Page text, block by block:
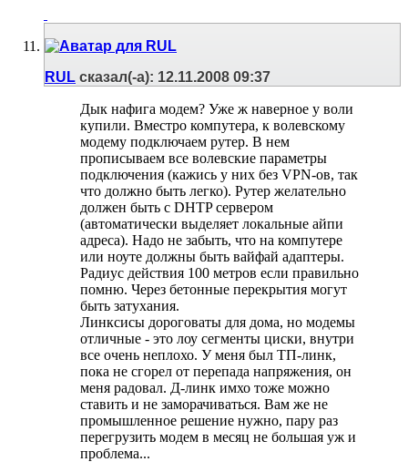
RUL сказал(-а): 12.11.2008 09:37
Дык нафига модем? Уже ж наверное у воли
купили. Вместро компутера, к волевскому
модему подключаем рутер. В нем
прописываем все волевские параметры
подключения (кажись у них без VPN-ов, так
что должно быть легко). Рутер желательно
должен быть с DHTP сервером
(автоматически выделяет локальные айпи
адреса). Надо не забыть, что на компутере
или ноуте должны быть вайфай адаптеры.
Радиус действия 100 метров если правильно
помню. Через бетонные перекрытия могут
быть затухания.
Линксисы дороговаты для дома, но модемы
отличные - это лоу сегменты циски, внутри
все очень неплохо. У меня был ТП-линк,
пока не сгорел от перепада напряжения, он
меня радовал. Д-линк имхо тоже можно
ставить и не заморачиваться. Вам же не
промышленное решение нужно, пару раз
перегрузить модем в месяц не большая уж и
проблема...